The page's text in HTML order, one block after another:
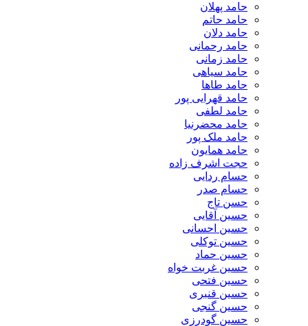
حامد پهلان
حامد حاتم
حامد دلان
حامد رحمانی
حامد زمانی
حامد سیاهی
حامد طاها
حامد قهرایی پور
حامد لطفی
حامد محضرنیا
حامد ملک پور
حامد همایون
حجت اشرف زاده
حسام ردایی
حسام صدر
حسن تاج
حسین آقایی
حسین احسانی
حسین توکلی
حسین حماد
حسین غربت خواه
حسین فتحی
حسین قنبری
حسین گنجی
حسین گودرزی